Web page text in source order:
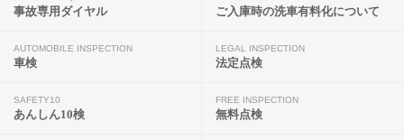
事故専用ダイヤル ご入庫時の洗車有料化について
AUTOMOBILE INSPECTION
車検
LEGAL INSPECTION
法定点検
SAFETY10
あんしん10検
FREE INSPECTION
無料点検